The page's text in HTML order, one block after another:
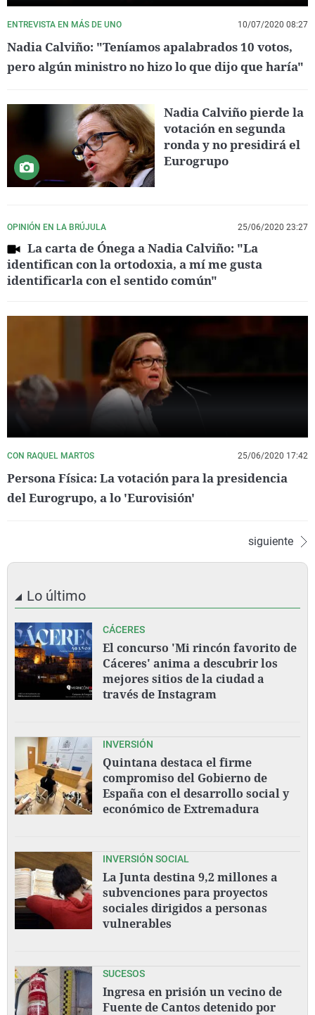
ENTREVISTA EN MÁS DE UNO 10/07/2020 08:27
Nadia Calviño: "Teníamos apalabrados 10 votos,
pero algún ministro no hizo lo que dijo que haría"
Nadia Calviño pierde la
votación en segunda
ronda y no presidirá el
Eurogrupo
OPINIÓN EN LA BRÚJULA 25/06/2020 23:27
La carta de Ónega a Nadia Calviño: "La
identifican con la ortodoxia, a mí me gusta
identificarla con el sentido común"
CON RAQUEL MARTOS 25/06/2020 17:42
Persona Física: La votación para la presidencia
del Eurogrupo, a lo 'Eurovisión'
siguiente
Lo último
CÁCERES
El concurso 'Mi rincón favorito de
Cáceres' anima a descubrir los
mejores sitios de la ciudad a
través de Instagram
INVERSIÓN
Quintana destaca el firme
compromiso del Gobierno de
España con el desarrollo social y
económico de Extremadura
INVERSIÓN SOCIAL
La Junta destina 9,2 millones a
subvenciones para proyectos
sociales dirigidos a personas
vulnerables
SUCESOS
Ingresa en prisión un vecino de
Fuente de Cantos detenido por